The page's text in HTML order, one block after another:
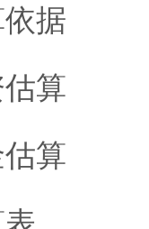
依据
估算
估算